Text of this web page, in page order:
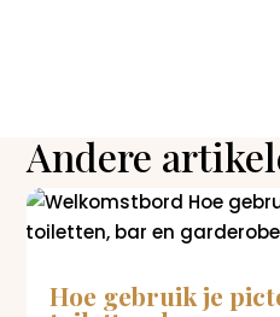
Andere
Hoe gebruik je